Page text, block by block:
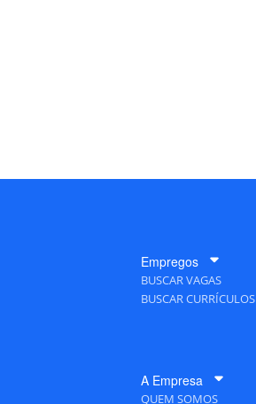
Empregos
BUSCAR VAGAS
BUSCAR CURRÍCULOS
A Empresa
QUEM SOMOS